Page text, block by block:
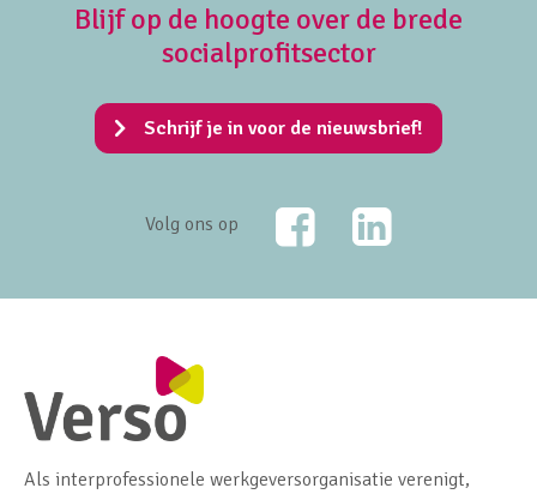
Blijf op de hoogte over de brede
socialprofitsector
Schrijf je in voor de nieuwsbrief!
Volg ons op
FacebookLinkedIn
Als interprofessionele werkgeversorganisatie verenigt,